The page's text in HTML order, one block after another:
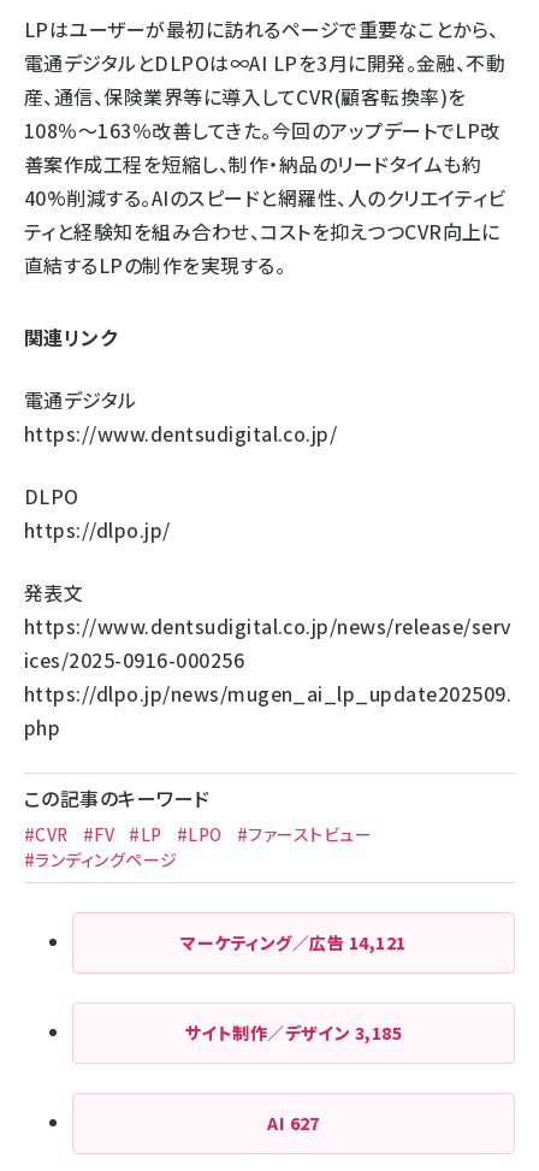
LPはユーザーが最初に訪れるページで重要なことから、
電通デジタルとDLPOは∞AI LPを3月に開発。金融、不動
産、通信、保険業界等に導入してCVR(顧客転換率)を
108％～163％改善してきた。今回のアップデートでLP改
善案作成工程を短縮し、制作・納品のリードタイムも約
40%削減する。AIのスピードと網羅性、人のクリエイティビ
ティと経験知を組み合わせ、コストを抑えつつCVR向上に
直結するLPの制作を実現する。
関連リンク
電通デジタル
https://www.dentsudigital.co.jp/
DLPO
https://dlpo.jp/
発表文
https://www.dentsudigital.co.jp/news/release/serv
ices/2025-0916-000256
https://dlpo.jp/news/mugen_ai_lp_update202509.
php
この記事のキーワード
#CVR #FV #LP #LPO
#ファーストビュー
#ランディングページ
マーケティング／広告 14,121
サイト制作／デザイン 3,185
AI 627